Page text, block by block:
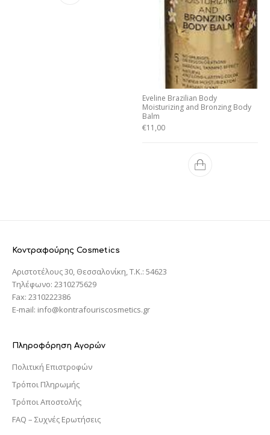
Eveline Brazilian Body
Moisturizing and Bronzing Body
Balm
€11,00
Κοντραφούρης Cosmetics
Αριστοτέλους 30, Θεσσαλονίκη, T.K.: 54623
Τηλέφωνο: 2310275629
Fax: 2310222386
E-mail: info@kontrafouriscosmetics.gr
Πληροφόρηση Αγορών
Πολιτική Επιστροφών
Τρόποι Πληρωμής
Τρόποι Αποστολής
FAQ – Συχνές Ερωτήσεις